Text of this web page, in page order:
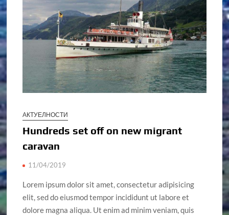
АКТУЕЛНОСТИ
Hundreds set off on new migrant
caravan
11/04/2019
Lorem ipsum dolor sit amet, consectetur adipisicing
elit, sed do eiusmod tempor incididunt ut labore et
dolore magna aliqua. Ut enim ad minim veniam, quis